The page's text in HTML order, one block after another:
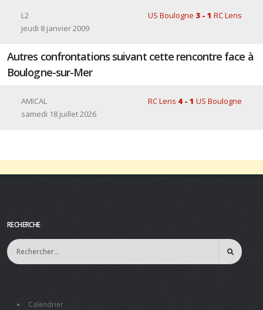
L2 US Boulogne 3 - 1 RC Lens
jeudi 8 janvier 2009
Autres confrontations suivant cette rencontre face à
Boulogne-sur-Mer
AMICAL RC Lens 4 - 1 US Boulogne
samedi 18 juillet 2026
RECHERCHE
Calendrier